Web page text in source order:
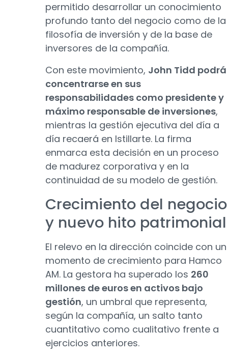
permitido desarrollar un conocimiento
profundo tanto del negocio como de la
filosofía de inversión y de la base de
inversores de la compañía.
Con este movimiento, John Tidd podrá
concentrarse en sus
responsabilidades como presidente y
máximo responsable de inversiones,
mientras la gestión ejecutiva del día a
día recaerá en Istillarte. La firma
enmarca esta decisión en un proceso
de madurez corporativa y en la
continuidad de su modelo de gestión.
Crecimiento del negocio
y nuevo hito patrimonial
El relevo en la dirección coincide con un
momento de crecimiento para Hamco
AM. La gestora ha superado los 260
millones de euros en activos bajo
gestión, un umbral que representa,
según la compañía, un salto tanto
cuantitativo como cualitativo frente a
ejercicios anteriores.